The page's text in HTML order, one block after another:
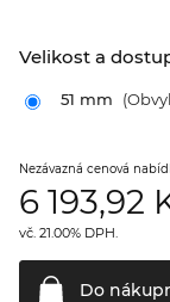
Velikost a
51 mm
Nezávazná cenová
6 193,92
vč. 21.00% DPH.
Do